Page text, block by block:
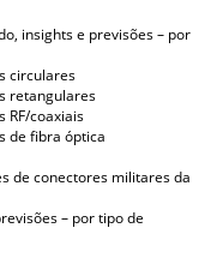
insights e previsões – por
circulares
retangulares
RF/coaxiais
de fibra óptica
de conectores militares da
– por tipo de